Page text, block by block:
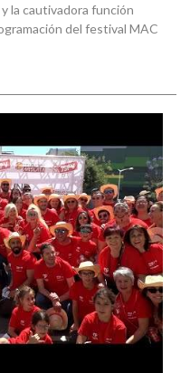
la cautivadora función
del festival MAC